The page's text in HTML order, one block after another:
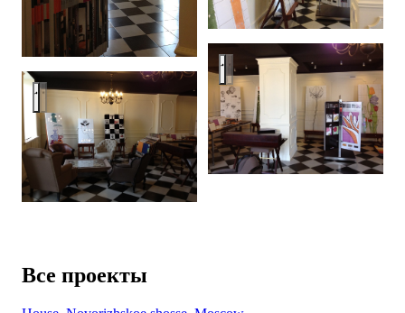
Moscow showroom, Ceramica
Moscow showroom, Ceramica Bardelli.
Все проекты